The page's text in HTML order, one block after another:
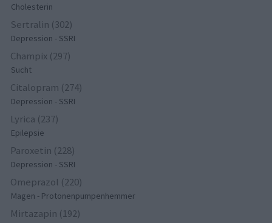
Cholesterin
Sertralin (302)
Depression - SSRI
Champix (297)
Sucht
Citalopram (274)
Depression - SSRI
Lyrica (237)
Epilepsie
Paroxetin (228)
Depression - SSRI
Omeprazol (220)
Magen - Protonenpumpenhemmer
Mirtazapin (192)